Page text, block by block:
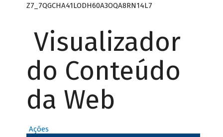
Z7_7QGCHA41LODH60A3OQA8RN14L7
Visualizador
do Conteúdo
da Web
Ações